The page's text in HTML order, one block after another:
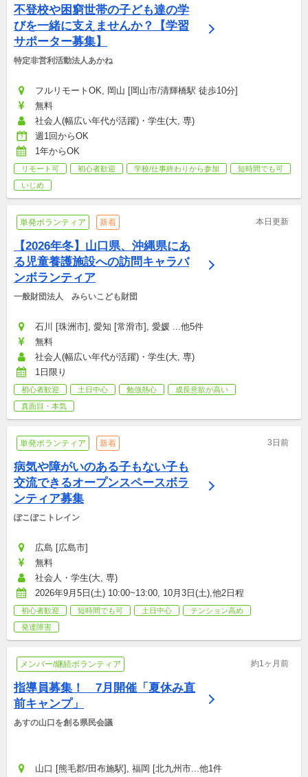
不登校や困窮世帯の子ども達の学
びを一緒に支えませんか？【学習
サポーター募集】
特定非営利活動法人あかね
フルリモートOK, 岡山 [岡山市/清輝橋駅 徒歩10分]
無料
社会人(幅広い年代が活躍)・学生(大, 専)
週1回からOK
1年からOK
リモート可 初心者歓迎 学校/仕事終わりから参加
短時間でも可
いじめ
単発ボランティア 新着 本日更新
【2026年冬】山口県、沖縄県にあ
る児童養護施設への訪問キャラバ
ンボランティア
一般財団法人　みらいこども財団
石川 [珠洲市], 愛知 [常滑市], 愛媛 ...他5件
無料
社会人(幅広い年代が活躍)・学生(大, 専)
1日限り
初心者歓迎 土日中心 勉強熱心
成長意欲が高い
真面目・本気
単発ボランティア 新着 3日前
病気や障がいのある子もない子も
交流できるオープンスペースボラ
ンティア募集
ぽこぽこトレイン
広島 [広島市]
無料
社会人・学生(大, 専)
2026年9月5日(土) 10:00~13:00, 10月3日(土),他2日程
初心者歓迎 短時間でも可 土日中心
テンション高め
発達障害
メンバー/継続ボランティア 約1ヶ月前
指導員募集！　7月開催「夏休み直
前キャンプ」
あすの山口を創る県民会議
山口 [熊毛郡/田布施駅], 福岡 [北九州市...他1件